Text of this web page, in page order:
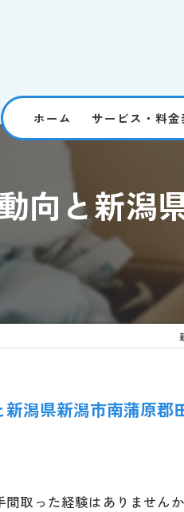
ホーム サービス・料金
向と新潟
潟県新潟市南蒲原郡
取った経験はありません